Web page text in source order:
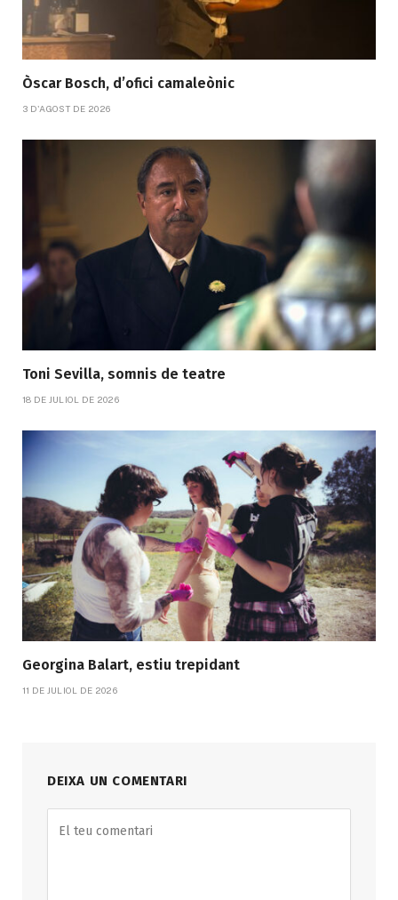
Òscar Bosch, d’ofici camaleònic
3 D'AGOST DE 2026
Toni Sevilla, somnis de teatre
18 DE JULIOL DE 2026
Georgina Balart, estiu trepidant
11 DE JULIOL DE 2026
DEIXA UN COMENTARI